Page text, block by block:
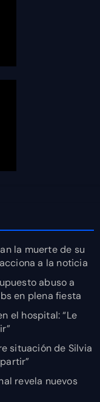
la muerte de su
a la noticia
abuso a
en plena fiesta
el hospital: “Le
situación de Silvia
revela nuevos